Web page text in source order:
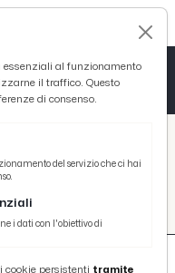
al funzionamento
il traffico. Questo
di consenso.
del servizio che ci hai
i dati con l'obiettivo di
cookie persistenti tramite